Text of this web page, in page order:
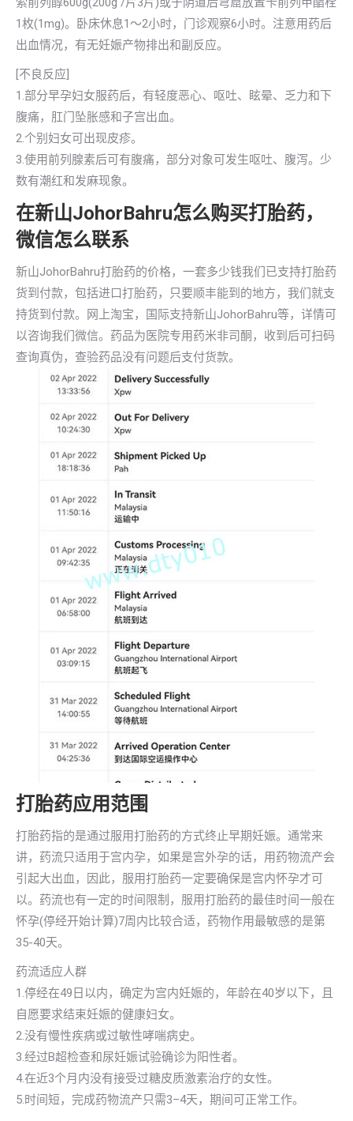
1枚(1mg)。卧床休息1～2小时，门诊观察6小时。注意用药后
出血情况，有无妊娠产物排出和副反应。
[不良反应]
1.部分早孕妇女服药后，有轻度恶心、呕吐、眩晕、乏力和下
腹痛，肛门坠胀感和子宫出血。
2.个别妇女可出现皮疹。
3.使用前列腺素后可有腹痛，部分对象可发生呕吐、腹泻。少
数有潮红和发麻现象。
在新山JohorBahru怎么购买打胎药，
微信怎么联系
新山JohorBahru打胎药的价格，一套多少钱我们已支持打胎药
货到付款，包括进口打胎药，只要顺丰能到的地方，我们就支
持货到付款。网上淘宝，国际支持新山JohorBahru等，详情可
以咨询我们微信。药品为医院专用药米非司酮，收到后可扫码
查询真伪，查验药品没有问题后支付货款。
打胎药应用范围
打胎药指的是通过服用打胎药的方式终止早期妊娠。通常来
讲，药流只适用于宫内孕，如果是宫外孕的话，用药物流产会
引起大出血，因此，服用打胎药一定要确保是宫内怀孕才可
以。药流也有一定的时间限制，服用打胎药的最佳时间一般在
怀孕(停经开始计算)7周内比较合适，药物作用最敏感的是第
35-40天。
药流适应人群
1.停经在49日以内，确定为宫内妊娠的，年龄在40岁以下，且
自愿要求结束妊娠的健康妇女。
2.没有慢性疾病或过敏性哮喘病史。
3.经过B超检查和尿妊娠试验确诊为阳性者。
4.在近3个月内没有接受过糖皮质激素治疗的女性。
5.时间短，完成药物流产只需3–4天，期间可正常工作。